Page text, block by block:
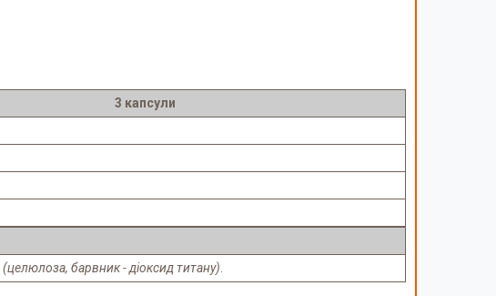
3 капсули
(целюлоза, барвник - діоксид титану)